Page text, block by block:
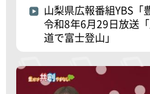
山梨県広報番組YBS「
令和8年6月29日放送
道で富士登山」